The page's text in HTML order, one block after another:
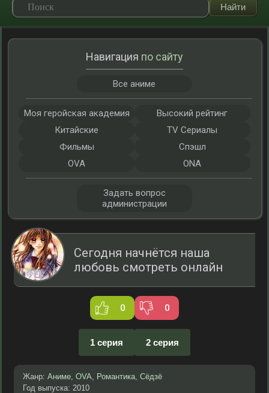
Сегодня начнётся наша
любовь смотреть онлайн
0 0
1 серия 2 серия
Жанр: Аниме, OVA, Романтика, Сёдзё
Год выпуска: 2010
Навигация по сайту
Все аниме
Моя геройская академия
Высокий рейтинг
Китайские
TV Сериалы
Фильмы
Спэшл
OVA
ONA
Задать вопрос
администрации